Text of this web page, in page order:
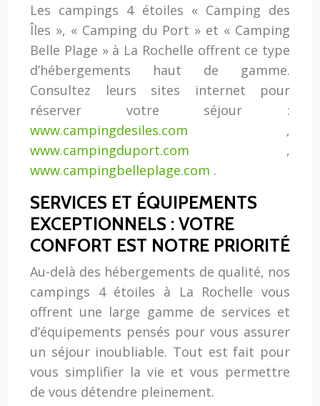
Les campings 4 étoiles « Camping des
Îles », « Camping du Port » et « Camping
Belle Plage » à La Rochelle offrent ce type
d’hébergements haut de gamme.
Consultez leurs sites internet pour
réserver votre séjour :
www.campingdesiles.com ,
www.campingduport.com ,
www.campingbelleplage.com .
SERVICES ET ÉQUIPEMENTS
EXCEPTIONNELS : VOTRE
CONFORT EST NOTRE PRIORITÉ
Au-delà des hébergements de qualité, nos
campings 4 étoiles à La Rochelle vous
offrent une large gamme de services et
d’équipements pensés pour vous assurer
un séjour inoubliable. Tout est fait pour
vous simplifier la vie et vous permettre
de vous détendre pleinement.